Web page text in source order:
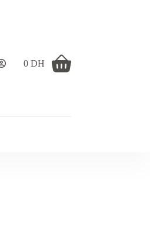
Shopping
0DH